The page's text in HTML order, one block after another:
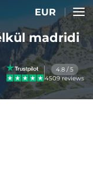
EUR
madridi
4.8 / 5
4509 reviews